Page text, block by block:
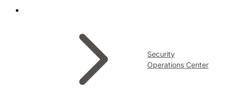
Security
Operations Center